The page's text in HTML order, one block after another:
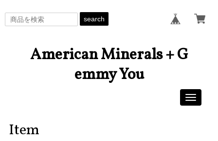
search
American Minerals + G
emmy You
Toggle
Item